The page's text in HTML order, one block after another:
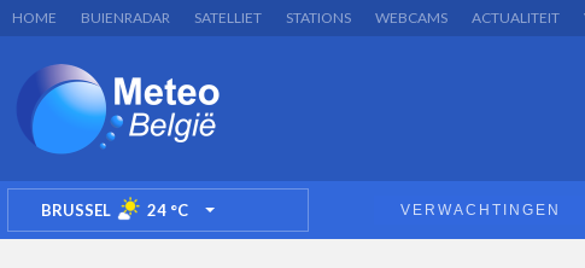
HOME BUIENRADAR SATELLIET STATIONS WEBCAMS ACTUALITEIT
BRUSSEL 24°C TOGGLE DROPDOWN VERWACHTINGEN